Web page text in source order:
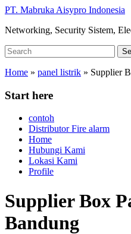
Skip
main
PT. Mabruka Aisypro Indonesia
Networking, Security Sistem,
Search
for:
Home » panel listrik » Supplier
Start here
contoh
Distributor Fire alarm
Home
Hubungi Kami
Lokasi Kami
Profile
Supplier Box
Bandung